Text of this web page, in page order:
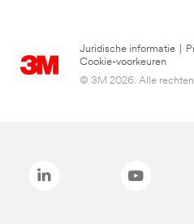
Juridische informatie
Cookie-voorkeuren
© 3M 2026. Alle rechten